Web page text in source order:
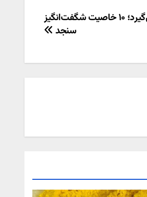
میوه‌ای که جای دارو را می‌گیرد؛ ۱۰ خاصیت شگفت‌انگیز
سنجد